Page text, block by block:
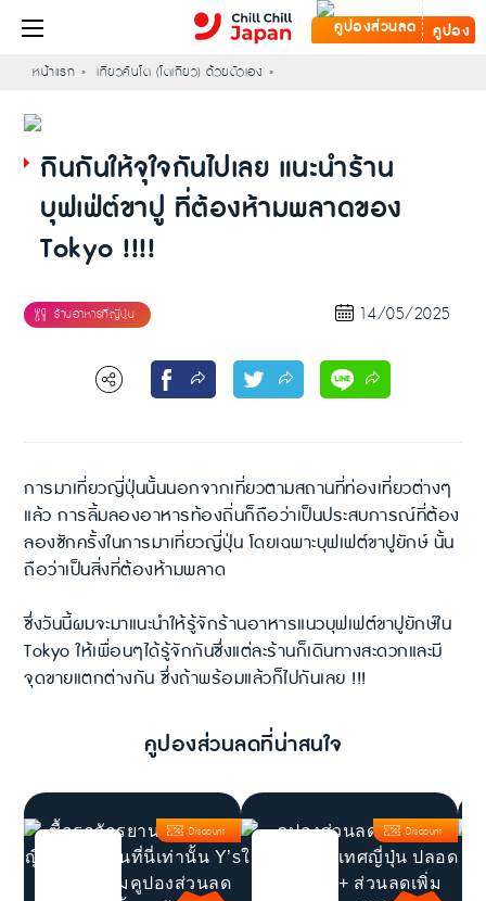
คูปอง
หน้าแรก เที่ยวคันโต (โตเกียว) ด้วยตัวเอง
กินกันให้จุใจกันไปเลย แนะนำร้าน
บุฟเฟ่ต์ขาปู ที่ต้องห้ามพลาดของ
Tokyo !!!!
14/05/2025
การมาเที่ยวญี่ปุ่นนั้นนอกจากเที่ยวตามสถานที่ท่องเที่ยวต่างๆ
แล้ว การลิ้มลองอาหารท้องถิ่นก็ถือว่าเป็นประสบการณ์ที่ต้อง
ลองซักครั้งในการมาเที่ยวญี่ปุ่น โดยเฉพาะบุฟเฟต์ขาปูยักษ์ นั้น
ถือว่าเป็นสิ่งที่ต้องห้ามพลาด
ซึ่งวันนี้ผมจะมาแนะนำให้รู้จักร้านอาหารแนวบุฟเฟต์ขาปูยักษ์ใน
Tokyo ให้เพื่อนๆได้รู้จักกันซึ่งแต่ละร้านก็เดินทางสะดวกและมี
จุดขายแตกต่างกัน ซึ่งถ้าพร้อมแล้วก็ไปกันเลย !!!
คูปองส่วนลดที่น่าสนใจ
Discount Discount